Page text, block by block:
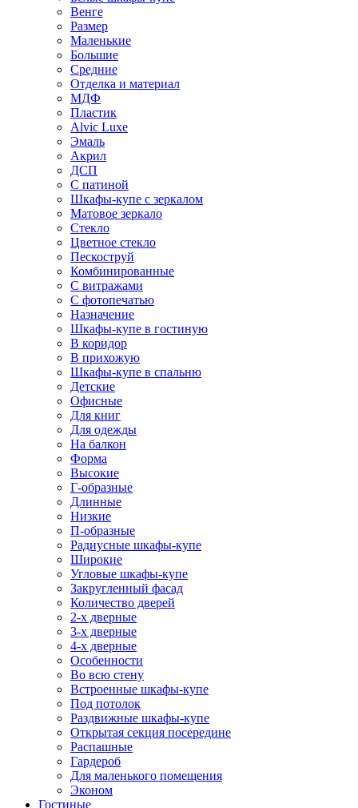
Венге
Размер
Маленькие
Большие
Средние
Отделка и материал
МДФ
Пластик
Alvic Luxe
Эмаль
Акрил
ДСП
С патиной
Шкафы-купе с зеркалом
Матовое зеркало
Стекло
Цветное стекло
Пескоструй
Комбинированные
С витражами
С фотопечатью
Назначение
Шкафы-купе в гостиную
В коридор
В прихожую
Шкафы-купе в спальню
Детские
Офисные
Для книг
Для одежды
На балкон
Форма
Высокие
Г-образные
Длинные
Низкие
П-образные
Радиусные шкафы-купе
Широкие
Угловые шкафы-купе
Закругленный фасад
Количество дверей
2-х дверные
3-х дверные
4-х дверные
Особенности
Во всю стену
Встроенные шкафы-купе
Под потолок
Раздвижные шкафы-купе
Открытая секция посередине
Распашные
Гардероб
Для маленького помещения
Эконом
Гостиные